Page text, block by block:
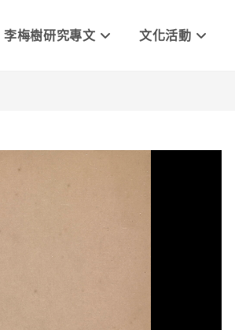
李梅樹研究專文 文化活動